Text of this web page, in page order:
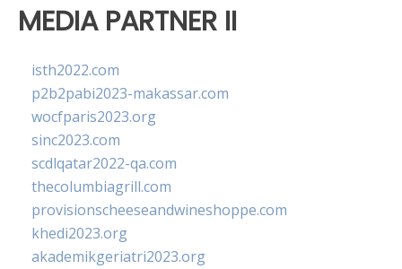
MEDIA PARTNER II
isth2022.com
p2b2pabi2023-makassar.com
wocfparis2023.org
sinc2023.com
scdlqatar2022-qa.com
thecolumbiagrill.com
provisionscheeseandwineshoppe.com
khedi2023.org
akademikgeriatri2023.org